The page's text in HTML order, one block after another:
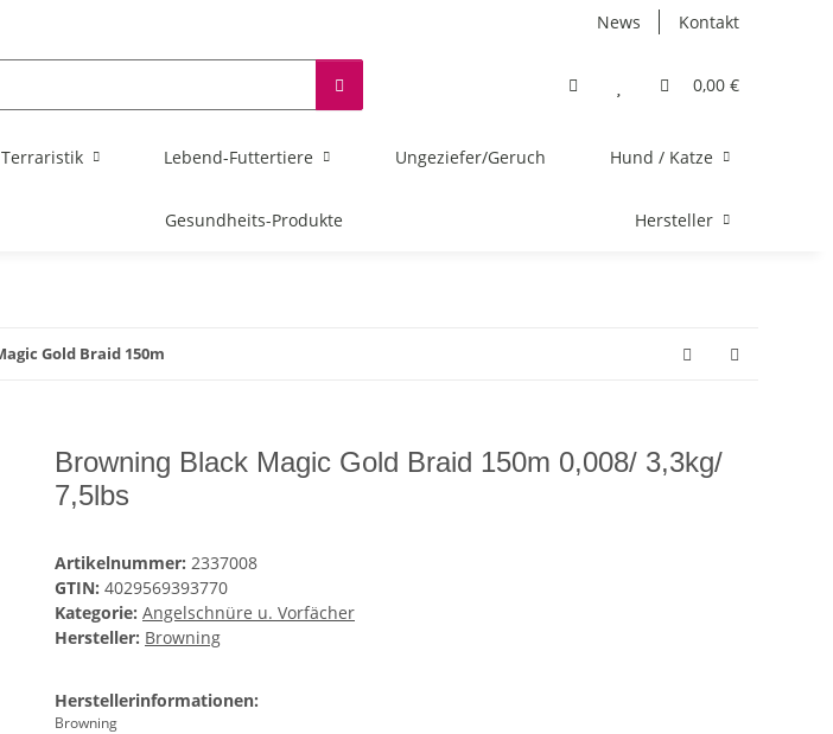
News Kontakt
0,00 €
Terraristik Lebend-Futtertiere Ungeziefer/Geruch Hund / Katze
Gesundheits-Produkte Hersteller
Gold Braid 150m
Browning Black Magic Gold Braid 150m 0,008/ 3,3kg/
7,5lbs
Artikelnummer: 2337008
GTIN: 4029569393770
Kategorie: Angelschnüre u. Vorfächer
Hersteller: Browning
Herstellerinformationen:
Browning